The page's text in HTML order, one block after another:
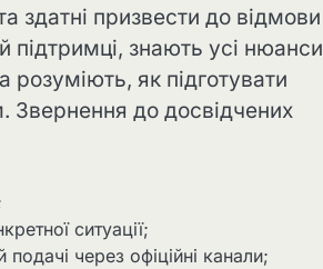
здатні призвести до відмови
підтримці, знають усі нюанси
розуміють, як підготувати
Звернення до досвідчених
ситуації;
через офіційні канали;